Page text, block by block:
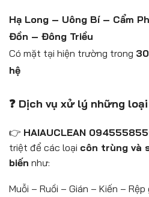
Hạ Long – Uông Bí – Cẩm
Đồn – Đông Triều
Có mặt tại hiện trường trong
hệ
❓ Dịch vụ xử lý những
👉 HAIAUCLEAN
triệt để các loại côn trùng và
biến như:
Muỗi – Ruồi – Gián – Kiến – Rệp